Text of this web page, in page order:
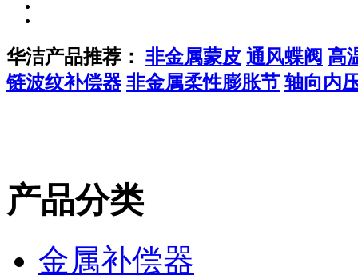
华洁产品推荐： 非金属蒙皮 通风蝶阀 高
链波纹补偿器 非金属柔性膨胀节 轴向内
产品分类
金属补偿器